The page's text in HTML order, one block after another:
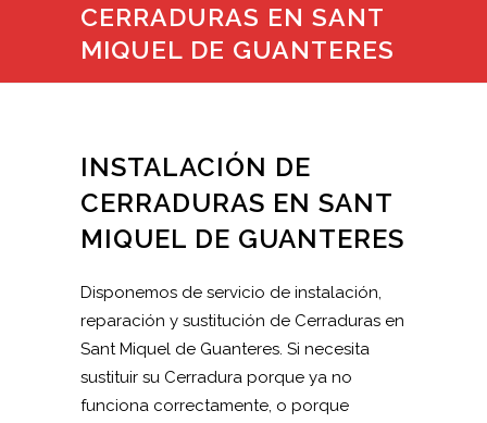
CERRADURAS EN SANT
MIQUEL DE GUANTERES
INSTALACIÓN DE
CERRADURAS EN SANT
MIQUEL DE GUANTERES
Disponemos de servicio de instalación,
reparación y sustitución de Cerraduras en
Sant Miquel de Guanteres. Si necesita
sustituir su Cerradura porque ya no
funciona correctamente, o porque